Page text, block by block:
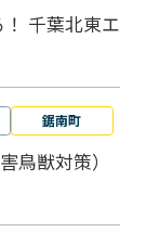
！ 千葉北東エ
鋸南町
鳥獣対策）